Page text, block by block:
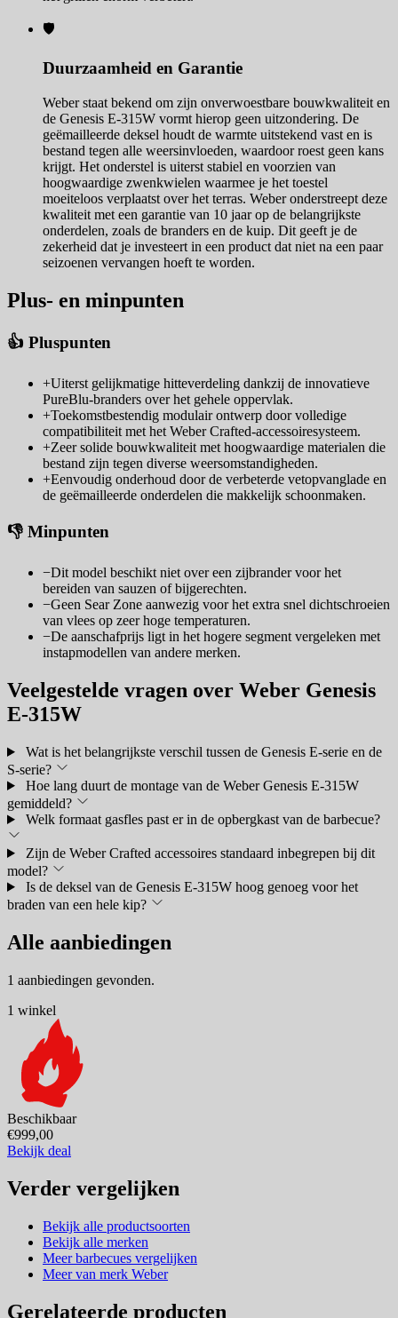
🛡️
Duurzaamheid en Garantie
Weber staat bekend om zijn onverwoestbare bouwkwaliteit en
de Genesis E-315W vormt hierop geen uitzondering. De
geëmailleerde deksel houdt de warmte uitstekend vast en is
bestand tegen alle weersinvloeden, waardoor roest geen kans
krijgt. Het onderstel is uiterst stabiel en voorzien van
hoogwaardige zwenkwielen waarmee je het toestel
moeiteloos verplaatst over het terras. Weber onderstreept deze
kwaliteit met een garantie van 10 jaar op de belangrijkste
onderdelen, zoals de branders en de kuip. Dit geeft je de
zekerheid dat je investeert in een product dat niet na een paar
seizoenen vervangen hoeft te worden.
Plus- en minpunten
👍 Pluspunten
+Uiterst gelijkmatige hitteverdeling dankzij de innovatieve
PureBlu-branders over het gehele oppervlak.
+Toekomstbestendig modulair ontwerp door volledige
compatibiliteit met het Weber Crafted-accessoiresysteem.
+Zeer solide bouwkwaliteit met hoogwaardige materialen die
bestand zijn tegen diverse weersomstandigheden.
+Eenvoudig onderhoud door de verbeterde vetopvanglade en
de geëmailleerde onderdelen die makkelijk schoonmaken.
👎 Minpunten
−Dit model beschikt niet over een zijbrander voor het
bereiden van sauzen of bijgerechten.
−Geen Sear Zone aanwezig voor het extra snel dichtschroeien
van vlees op zeer hoge temperaturen.
−De aanschafprijs ligt in het hogere segment vergeleken met
instapmodellen van andere merken.
Veelgestelde vragen over Weber Genesis
E-315W
Wat is het belangrijkste verschil tussen de Genesis E-serie en de
S-serie?
Hoe lang duurt de montage van de Weber Genesis E-315W
gemiddeld?
Welk formaat gasfles past er in de opbergkast van de barbecue?
Zijn de Weber Crafted accessoires standaard inbegrepen bij dit
model?
Is de deksel van de Genesis E-315W hoog genoeg voor het
braden van een hele kip?
Alle aanbiedingen
1 aanbiedingen gevonden.
1 winkel
Beschikbaar
€999,00
Bekijk deal
Verder vergelijken
Bekijk alle productsoorten
Bekijk alle merken
Meer barbecues vergelijken
Meer van merk Weber
Gerelateerde producten